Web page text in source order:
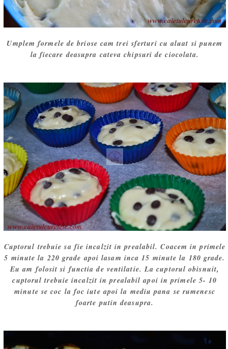
Umplem formele de briose cam trei sferturi cu aluat si punem
la fiecare deasupra cateva chipsuri de ciocolata.
Cuptorul trebuie sa fie incalzit in prealabil. Coacem in primele
5 minute la 220 grade apoi lasam inca 15 minute la 180 grade.
Eu am folosit si functia de ventilatie. La cuptorul obisnuit,
cuptorul trebuie incalzit in prealabil apoi in primele 5- 10
minute se coc la foc iute apoi la mediu pana se rumenesc
foarte putin deasupra.